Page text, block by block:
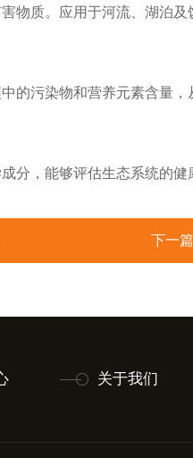
质。应用于河流、湖泊及
污染物和营养元素含量，
，能够评估生态系统的健
下一篇
关于我们